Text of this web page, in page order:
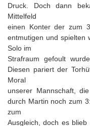
Druck. Doch dann
Mittelfeld
einen Konter der zum
entmutigen und spielten
Solo im
Strafraum gefoult
Diesen pariert der
Moral
unserer Mannschaft,
durch Martin noch zum
zum
Ausgleich, doch es blieb